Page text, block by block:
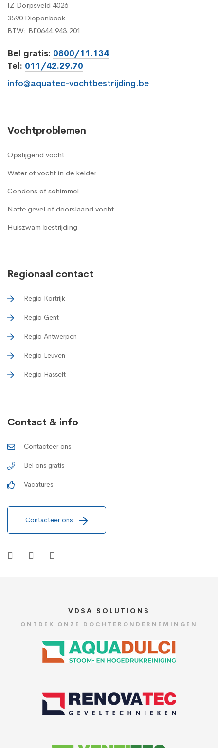
IZ Dorpsveld 4026
3590 Diepenbeek
BTW: BE0644.943.201
Bel gratis: 0800/11.134
Tel: 011/42.29.70
info@aquatec-vochtbestrijding.be
Vochtproblemen
Opstijgend vocht
Water of vocht in de kelder
Condens of schimmel
Natte gevel of doorslaand vocht
Huiszwam bestrijding
Regionaal contact
Regio Kortrijk
Regio Gent
Regio Antwerpen
Regio Leuven
Regio Hasselt
Contact & info
Contacteer ons
Bel ons gratis
Vacatures
Contacteer ons
VDSA SOLUTIONS
ONTDEK ONZE DOCHTERONDERNEMINGEN